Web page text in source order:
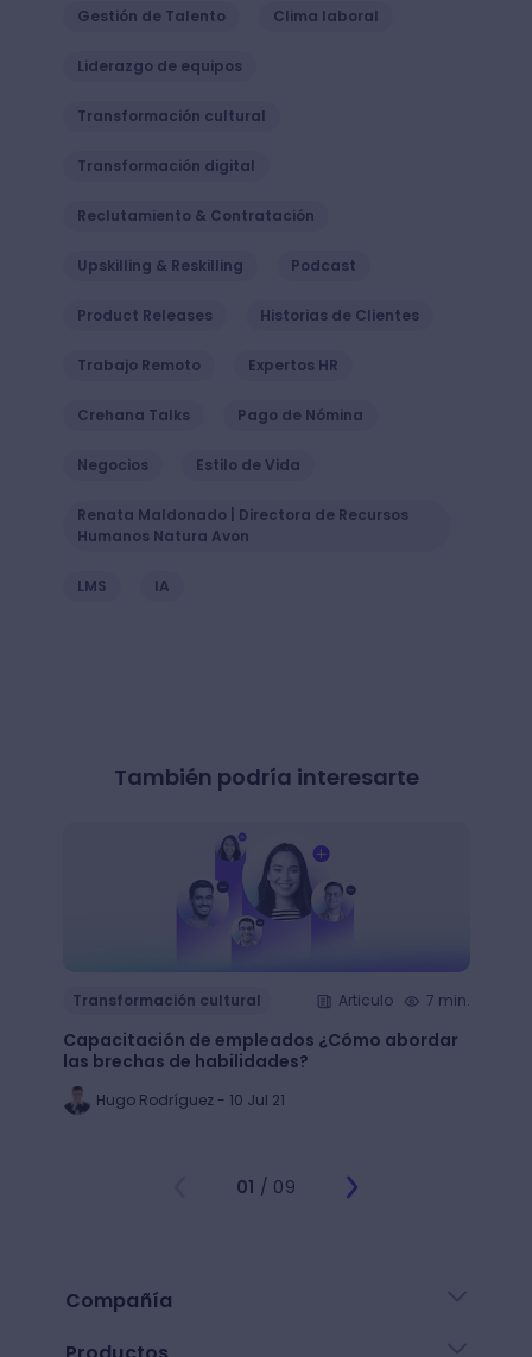
Gestión de Talento Clima laboral
Liderazgo de equipos
Transformación cultural
Transformación digital
Reclutamiento & Contratación
Upskilling & Reskilling Podcast
Product Releases Historias de Clientes
Trabajo Remoto Expertos HR
Crehana Talks Pago de Nómina
Negocios Estilo de Vida
Renata Maldonado | Directora de Recursos
Humanos Natura Avon
LMS IA
También podría interesarte
Transformación cultural Articulo 7 min.
Capacitación de empleados ¿Cómo abordar
las brechas de habilidades?
Hugo Rodríguez - 10 Jul 21
01 / 09
Compañía